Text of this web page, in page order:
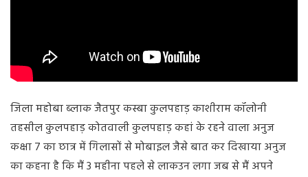
जिला महोबा ब्लाक जैतपुर कस्बा कुलपहाड़ काशीराम कॉलोनी
तहसील कुलपहाड़ कोतवाली कुलपहाड़ कहां के रहने वाला अनुज
कक्षा 7 का छात्र में गिलासों से मोबाइल जैसे बात कर दिखाया अनुज
का कहना है कि मैं 3 महीना पहले से लाकउन लगा जब से मैं अपने